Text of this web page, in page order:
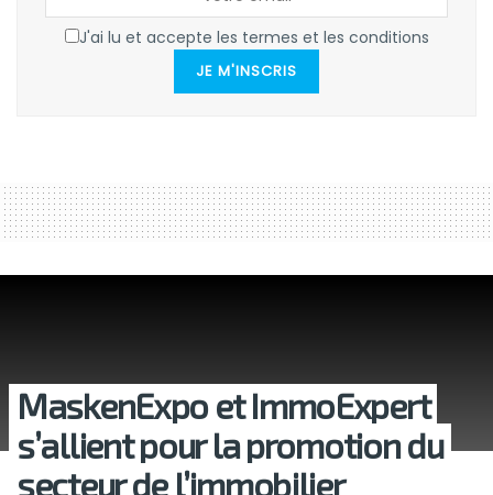
J'ai lu et accepte les termes et les conditions
JE M'INSCRIS
MaskenExpo et ImmoExpert
s’allient pour la promotion du
secteur de l’immobilier